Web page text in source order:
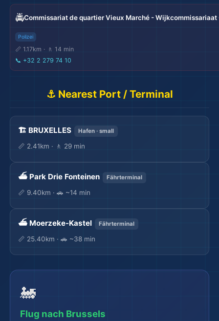
🏖️
🚔Commissariat de quartier Vieux Marché - Wijkcommissariaat
Polizei
📏 1.17km · 🚶 14 min
📞 +32 2 279 74 10
⚓ Nearest Port / Terminal
🏗️ BRUXELLES Hafen · small
📏 2.41km · 🚶 29 min
⛴️ Park Drie Fonteinen Fährterminal
📏 9.40km · 🚗 ~14 min
⛴️ Moerzeke-Kastel Fährterminal
📏 25.40km · 🚗 ~38 min
🚂
Flug nach Brussels